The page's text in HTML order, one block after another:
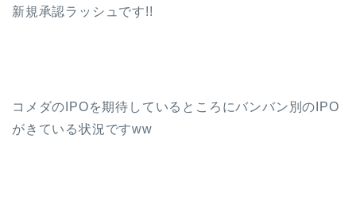
新規承認ラッシュです!!
コメダのIPOを期待しているところにバンバン別のIPO
がきている状況ですww